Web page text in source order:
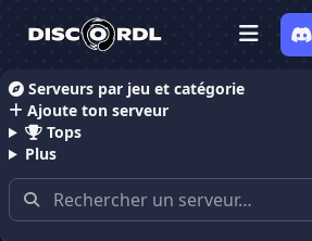
Serveurs par jeu et catégorie
Ajoute ton serveur
Tops
Plus
Accueil Serveurs Discord Gaming